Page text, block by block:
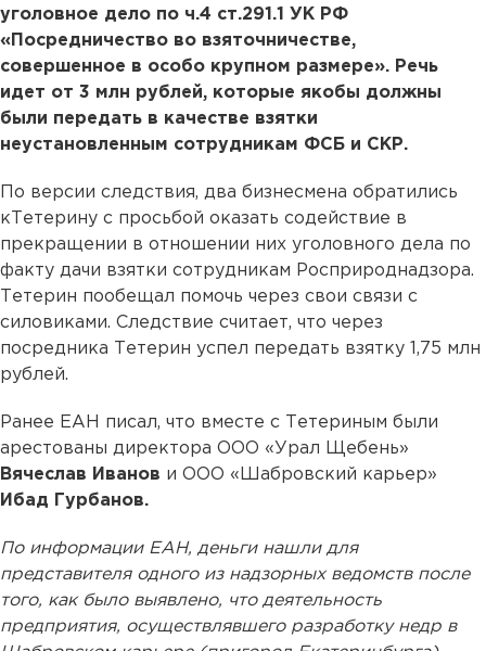
уголовное дело по ч.4 ст.291.1 УК РФ
«Посредничество во взяточничестве,
совершенное в особо крупном размере». Речь
идет от 3 млн рублей, которые якобы должны
были передать в качестве взятки
неустановленным сотрудникам ФСБ и СКР.
По версии следствия, два бизнесмена обратились
кТетерину с просьбой оказать содействие в
прекращении в отношении них уголовного дела по
факту дачи взятки сотрудникам Росприроднадзора.
Тетерин пообещал помочь через свои связи с
силовиками. Следствие считает, что через
посредника Тетерин успел передать взятку 1,75 млн
рублей.
Ранее ЕАН писал, что вместе с Тетериным были
арестованы директора ООО «Урал Щебень»
Вячеслав Иванов и ООО «Шабровский карьер»
Ибад Гурбанов.
По информации ЕАН, деньги нашли для
представителя одного из надзорных ведомств после
того, как было выявлено, что деятельность
предприятия, осуществлявшего разработку недр в